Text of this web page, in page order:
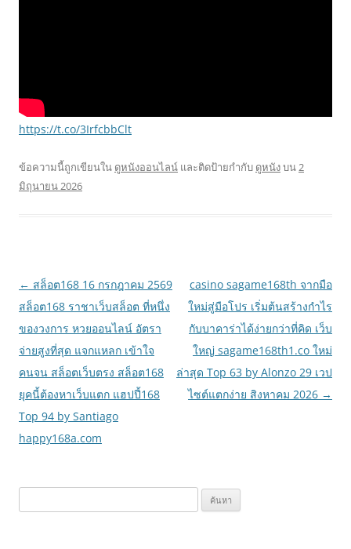
https://t.co/3IrfcbbClt
ข้อความนี้ถูกเขียนใน ดูหนังออนไลน์ และติดป้ายกำกับ ดูหนังบน2
มิถุนายน 2026
เมนู
นำทาง
เรื่อง
← สล็อต168 16 กรกฎาคม 2569
สล็อต168 ราชาเว็บสล็อต ที่หนึ่ง
ของวงการ หวยออนไลน์ อัตรา
จ่ายสูงที่สุด แจกแหลก เข้าใจ
คนจน สล็อตเว็บตรง สล็อต168
ยุคนี้ต้องหาเว็บแตก แฮปปี้168
Top 94 by Santiago
happy168a.com
casino sagame168th จากมือ
ใหม่สู่มือโปร เริ่มต้นสร้างกำไร
กับบาคาร่าได้ง่ายกว่าที่คิด เว็บ
ใหญ่ sagame168th1.co ใหม่
ล่าสุด Top 63 by Alonzo 29 เวป
ไซต์แตกง่าย สิงหาคม 2026 →
สำหรับ: